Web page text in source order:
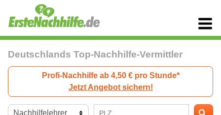
Deutschlands Top-Nachhilfe-Vermittler
Profi-Nachhilfe ab 4,50 € pro Stunde*
Jetzt Angebot sichern!